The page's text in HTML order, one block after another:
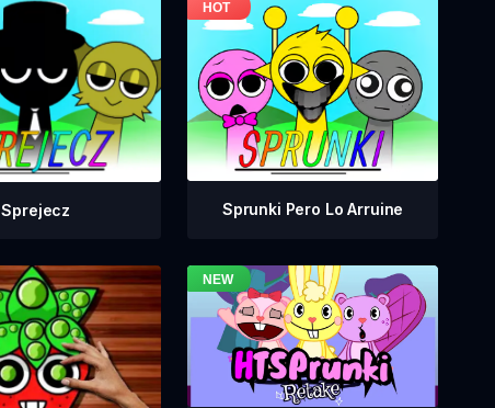
Sprejecz Sprunki Pero Lo Arruine